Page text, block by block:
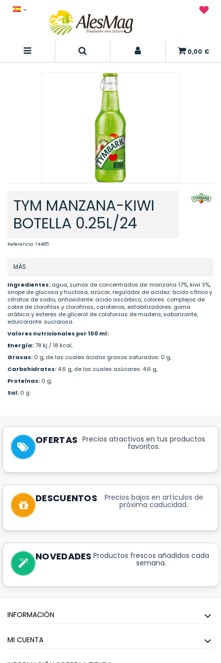
0,00 €
TYM MANZANA-KIWI
BOTELLA 0.25L/24
Referencia:T4485
MÁS
Ingredientes: agua, zumos de concentrados de: manzana 17%, kiwi 3%,
sirope de glucosa y fructosa, azúcar, regulador de acidez: ácido cítrico y
citratos de sodio, antioxidante: acido ascórbico, colores: complejos de
cobre de clorofilas y clorofinas, carotenos, estabilizadores: goma
arábica y esteres de glicerol de colofonias de madera, saborizante,
edulcorante: sucralosa.
Valores nutricionales por 100 ml:
Energía:78 kj / 18 kcal,
Grasas: 0 g, de las cuales ácidos grasos saturados: 0 g,
Carbohidratos: 4.6 g, de los cuales azúcares: 4.6 g,
Proteínas: 0 g,
Sal: 0 g.
OFERTAS Precios atractivos en tus productos
favoritos.
DESCUENTOS Precios bajos en artículos de
próxima caducidad.
NOVEDADES Productos frescos añadidos cada
semana.
INFORMACIÓN
MI CUENTA